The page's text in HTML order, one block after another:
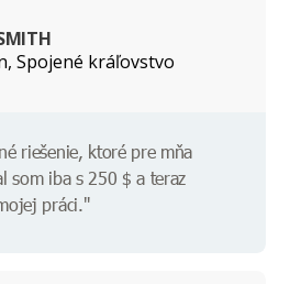
Spojené kráľovstvo
riešenie, ktoré pre mňa
som iba s 250 $ a teraz
práci."